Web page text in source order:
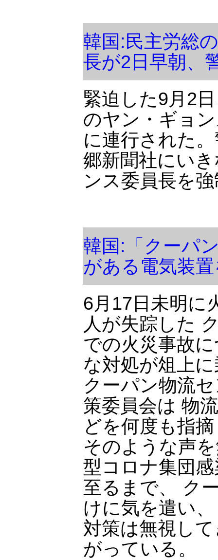
韓国:民主労総
長が2日早朝、
緊迫した9月2
のヤン・ギョ
に連行された
郷新聞社にい
ンス委員長を
韓国:「クーパ
がある電気装
6月17日未明に
人が失踪した
での火災事故
な対処が俎上
クーパン物流
策委員会は 物
どを何度も指
そのような声
型コロナ集団
至るまで、 ク
けに気を遣い
対策は無視し
がっている。